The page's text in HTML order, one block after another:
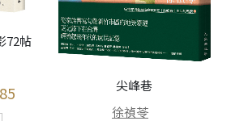
72帖
尖峰巷
徐禎苓